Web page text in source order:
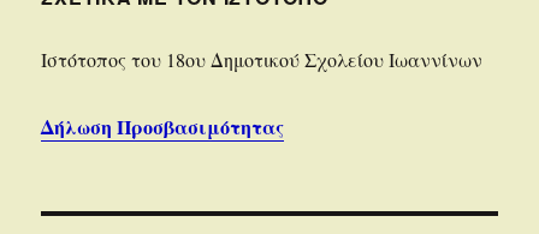
Iστότοπoς του 18ου Δημοτικού Σχολείου Ιωαννίνων
Δήλωση Προσβασιμότητας